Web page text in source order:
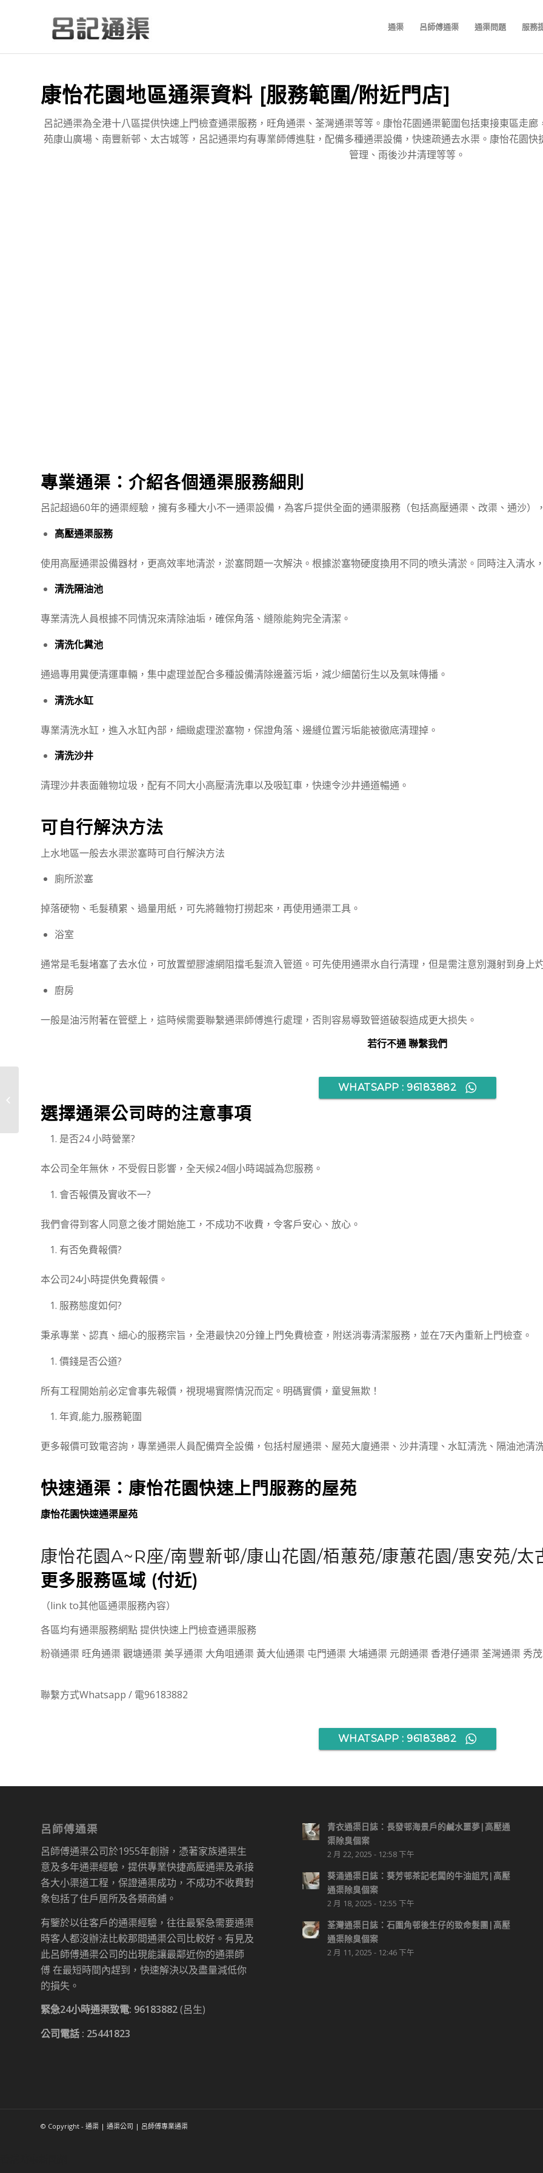
通渠 呂師傅通渠 通渠問題 服務
康怡花園地區通渠資料 [服務範圍/附近門店]
呂記通渠為全港十八區提供快速上門檢查通渠服務，旺角通渠、荃灣通渠等等。康怡花園通渠範圍包括東接東區走
苑康山廣場、南豐新邨、太古城等，呂記通渠均有專業師傅進駐，配備多種通渠設備，快速疏通去水渠。康怡花園
管理、雨後沙井清理等等。
專業通渠：介紹各個通渠服務細則
呂記超過60年的通渠經驗，擁有多種大小不一通渠設備，為客戶提供全面的通渠服務（包括高壓通渠、改渠、通沙
高壓通渠服務
使用高壓通渠設備器材，更高效率地清淤，淤塞問題一次解決。根據淤塞物硬度換用不同的喷头清淤。同時注入清水
清洗隔油池
專業清洗人員根據不同情況來清除油垢，確保角落、縫隙能夠完全清潔。
清洗化糞池
通過專用糞便清運車輛，集中處理並配合多種設備清除邊蓋污垢，減少細菌衍生以及氣味傳播。
清洗水缸
專業清洗水缸，進入水缸內部，細緻處理淤塞物，保證角落、邊縫位置污垢能被徹底清理掉。
清洗沙井
清理沙井表面雜物垃圾，配有不同大小高壓清洗車以及吸缸車，快速令沙井通道暢通。
可自行解決方法
上水地區一般去水渠淤塞時可自行解決方法
廁所淤塞
掉落硬物、毛髮積累、過量用紙，可先將雜物打撈起來，再使用通渠工具。
浴室
通常是毛髮堵塞了去水位，可放置塑膠濾網阻擋毛髮流入管道。可先使用通渠水自行清理，但是需注意別濺射到身上
廚房
一般是油污附著在管壁上，這時候需要聯繫通渠師傅進行處理，否則容易導致管道破裂造成更大损失。
若行不通 聯繫我們
WHATSAPP : 96183882
選擇通渠公司時的注意事項
是否24 小時營業?
本公司全年無休，不受假日影響，全天候24個小時竭誠為您服務。
會否報價及實收不一?
我們會得到客人同意之後才開始施工，不成功不收費，令客戶安心、放心。
有否免費報價?
本公司24小時提供免費報價。
服務態度如何?
秉承專業、認真、細心的服務宗旨，全港最快20分鐘上門免費檢查，附送消毒清潔服務，並在7天內重新上門檢查。
價錢是否公道?
所有工程開始前必定會事先報價，視現場實際情況而定。明碼實價，童叟無欺！
年資,能力,服務範圍
更多報價可致電咨詢，專業通渠人員配備齊全設備，包括村屋通渠、屋苑大廈通渠、沙井清理、水缸清洗、隔油池清
快速通渠： 康怡花園快速上門服務的屋苑
康怡花園快速通渠屋苑
康怡花園A~R座/南豐新邨/康山花園/栢蕙苑/康蕙花園/惠安苑/太
更多服務區域 (付近)
（link to其他區通渠服務內容）
各區均有通渠服務網點 提供快速上門檢查通渠服務
粉嶺通渠 旺角通渠 觀塘通渠 美孚通渠 大角咀通渠 黃大仙通渠 屯門通渠 大埔通渠 元朗通渠 香港仔通渠 荃灣通渠 秀
聯繫方式Whatsapp / 電96183882
WHATSAPP : 96183882
呂師傅通渠
呂師傅通渠公司於1955年創辦，憑著家族通渠生
意及多年通渠經驗，提供專業快捷高壓通渠及承接
各大小渠道工程，保證通渠成功，不成功不收費對
象包括了住戶居所及各類商舖。
有鑒於以往客戶的通渠經驗，往往最緊急需要通渠
時客人都沒辦法比較那間通渠公司比較好。有見及
此呂師傅通渠公司的出現能讓最鄰近你的通渠師
傅 在最短時間內趕到，快速解決以及盡量減低你
的損失。
緊急24小時通渠致電: 96183882(呂生)
公司電話 : 25441823
青衣通渠日誌：長發邨海景戶的鹹水噩夢|高壓通
渠除臭個案
2 月 22, 2025 - 12:58 下午
葵涌通渠日誌：葵芳邨茶記老闆的牛油詛咒|高壓
通渠除臭個案
2 月 18, 2025 - 12:55 下午
荃灣通渠日誌：石圍角邨後生仔的致命髮團|高壓
通渠除臭個案
2 月 11, 2025 - 12:46 下午
© Copyright - 通渠 | 通渠公司 | 呂師傅專業通渠